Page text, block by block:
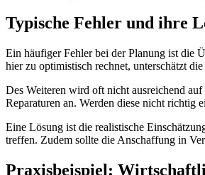
Typische Fehler und ihre
Ein häufiger Fehler bei der Planung ist die
hier zu optimistisch rechnet, unterschätzt
Des Weiteren wird oft nicht ausreichend
Reparaturen an. Werden diese nicht richtig
Eine Lösung ist die realistische
treffen. Zudem sollte die Anschaffung in
Praxisbeispiel: